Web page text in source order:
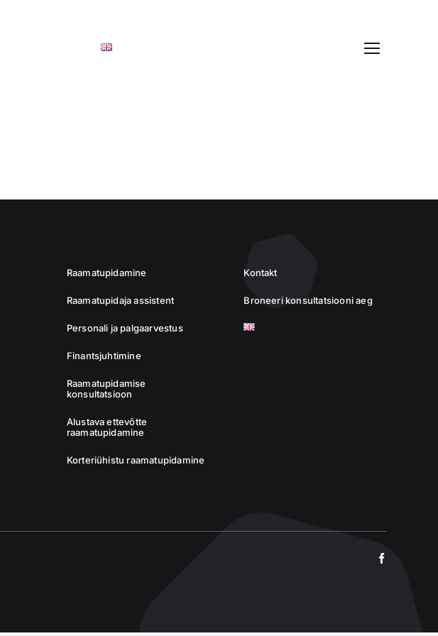
Raamatupidamine
Raamatupidaja assistent
Personali ja palgaarvestus
Finantsjuhtimine
Raamatupidamise
konsultatsioon
Alustava ettevõtte
raamatupidamine
Korteriühistu raamatupidamine
Kontakt
Broneeri konsultatsiooni aeg